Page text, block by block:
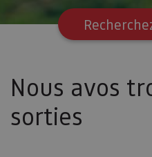
Nous avos
sorties